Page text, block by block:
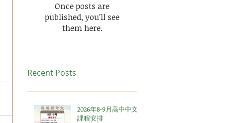
Once posts are
published, you’ll see
them here.
Recent Posts
2026年8-9月高中中文
課程安排